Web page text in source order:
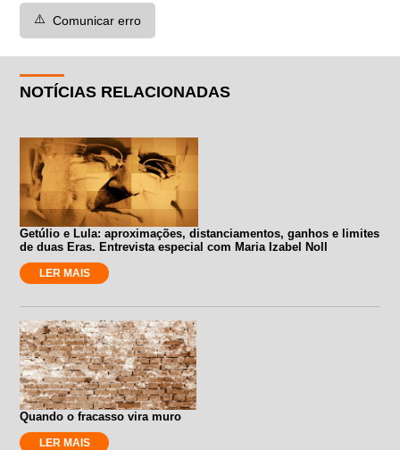
⚠️ Comunicar erro
NOTÍCIAS RELACIONADAS
Getúlio e Lula: aproximações, distanciamentos, ganhos e limites
de duas Eras. Entrevista especial com Maria Izabel Noll
LER MAIS
Quando o fracasso vira muro
LER MAIS